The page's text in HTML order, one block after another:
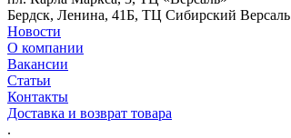
Бердск, Ленина, 41Б, ТЦ Сибирский Версаль
Новости
О компании
Вакансии
Статьи
Контакты
Доставка и возврат товара
.